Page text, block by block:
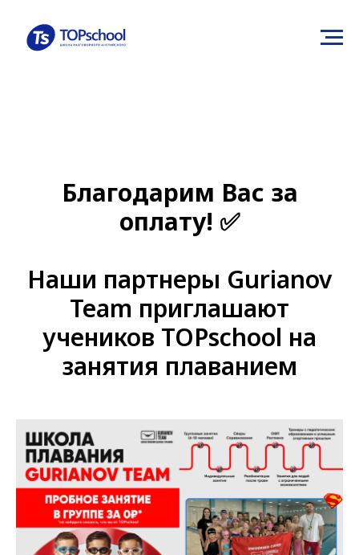
Благодарим Вас за
оплату! ✅
Наши партнеры Gurianov
Team приглашают
учеников TOPschool на
занятия плаванием